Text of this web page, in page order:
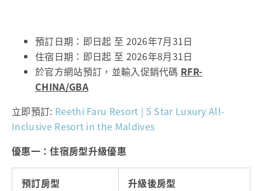
預訂日期：即日起 至 2026年7月31日
住宿日期：即日起 至 2026年8月31日
於官方網站預訂，並輸入促銷代碼 RFR-
CHINA/GBA
立即預訂: Reethi Faru Resort | 5 Star Luxury All-
Inclusive Resort in the Maldives
優惠一：住宿房型升級優惠
預訂房型 升級後房型